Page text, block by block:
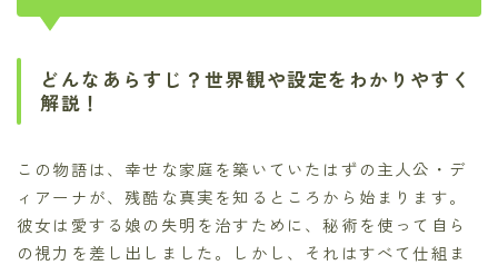
どんなあらすじ？世界観や設定をわかりやすく
解説！
この物語は、幸せな家庭を築いていたはずの主人公・デ
ィアーナが、残酷な真実を知るところから始まります。
彼女は愛する娘の失明を治すために、秘術を使って自ら
の視力を差し出しました。しかし、それはすべて仕組ま